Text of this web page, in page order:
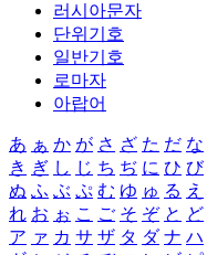
러시아문자
단위기호
일반기호
로마자
아랍어
あ ぁ か が さ ざ た だ な
き ぎ し じ ち ぢ に ひ び
ぬ ふ ぶ ぷ む ゆ ゅ る え
れ お ぉ こ ご そ ぞ と ど
ア ァ カ サ ザ タ ダ ナ ハ